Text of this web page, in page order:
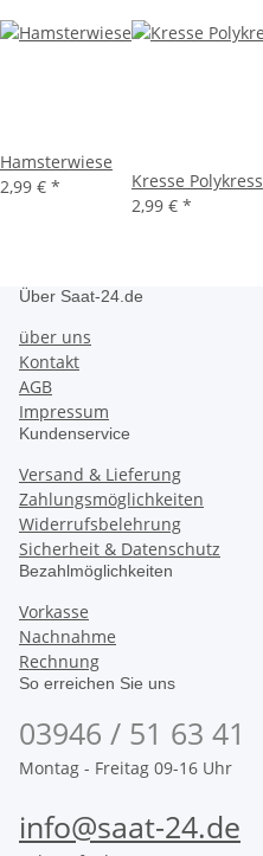
Hamsterwiese
2,99 € *
Kresse Polykress
2,99 € *
Über Saat-24.de
über uns
Kontakt
AGB
Impressum
Kundenservice
Versand & Lieferung
Zahlungsmöglichkeiten
Widerrufsbelehrung
Sicherheit & Datenschutz
Bezahlmöglichkeiten
Vorkasse
Nachnahme
Rechnung
So erreichen Sie uns
03946 / 51 63 41
Montag - Freitag 09-16 Uhr
info@saat-24.de